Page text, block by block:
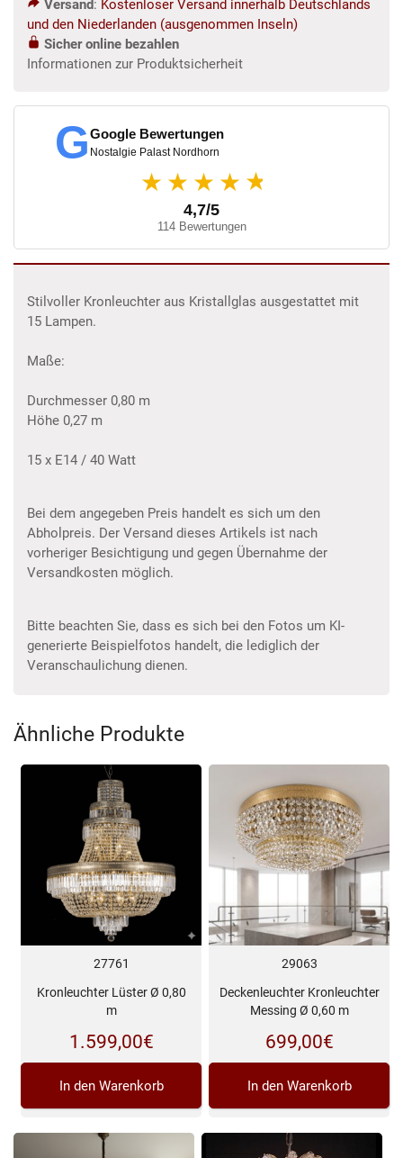
Versand: Kostenloser Versand innerhalb Deutschlands
und den Niederlanden (ausgenommen Inseln)
Sicher online bezahlen
Informationen zur Produktsicherheit
GGoogle Bewertungen
Nostalgie Palast Nordhorn
★★★★ ★
4,7/5
114 Bewertungen
Stilvoller Kronleuchter aus Kristallglas ausgestattet mit
15 Lampen.
Maße:
Durchmesser 0,80 m
Höhe 0,27 m
15 x E14 / 40 Watt
Bei dem angegeben Preis handelt es sich um den
Abholpreis. Der Versand dieses Artikels ist nach
vorheriger Besichtigung und gegen Übernahme der
Versandkosten möglich.
Bitte beachten Sie, dass es sich bei den Fotos um KI-
generierte Beispielfotos handelt, die lediglich der
Veranschaulichung dienen.
Ähnliche Produkte
27761
Kronleuchter Lüster Ø 0,80
m
1.599,00€
In den Warenkorb
29063
Deckenleuchter Kronleuchter
Messing Ø 0,60 m
699,00€
In den Warenkorb